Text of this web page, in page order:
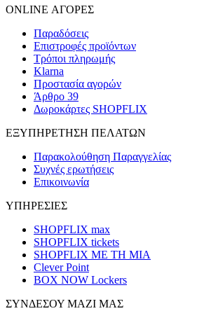
ONLINE ΑΓΟΡΕΣ
Παραδόσεις
Επιστροφές προϊόντων
Τρόποι πληρωμής
Klarna
Προστασία αγορών
Άρθρο 39
Δωροκάρτες SHOPFLIX
ΕΞΥΠΗΡΕΤΗΣΗ ΠΕΛΑΤΩΝ
Παρακολούθηση Παραγγελίας
Συχνές ερωτήσεις
Επικοινωνία
ΥΠΗΡΕΣΙΕΣ
SHOPFLIX max
SHOPFLIX tickets
SHOPFLIX ΜΕ ΤΗ ΜΙΑ
Clever Point
BOX NOW Lockers
ΣΥΝΔΕΣΟΥ ΜΑΖΙ ΜΑΣ